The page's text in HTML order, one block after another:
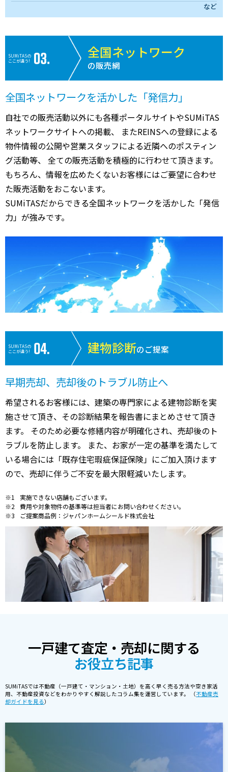
など
SUMiTASの
ここが違う!
全国ネットワーク
の販売網
全国ネットワークを活かした「発信力」
自社での販売活動以外にも各種ポータルサイトやSUMiTAS
ネットワークサイトへの掲載、 またREINSへの登録による
物件情報の公開や営業スタッフによる近隣へのポスティン
グ活動等、 全ての販売活動を積極的に行わせて頂きます。
もちろん、情報を広めたくないお客様にはご要望に合わせ
た販売活動をおこないます。
SUMiTASだからできる全国ネットワークを活かした「発信
力」が強みです。
SUMiTASの
ここが違う!
建物診断のご提案
早期売却、売却後のトラブル防止へ
希望されるお客様には、建築の専門家による建物診断を実
施させて頂き、その診断結果を報告書にまとめさせて頂き
ます。 そのため必要な修繕内容が明確化され、売却後のト
ラブルを防止します。 また、お家が一定の基準を満たして
いる場合には「既存住宅瑕疵保証保険」にご加入頂けます
ので、売却に伴うご不安を最大限軽減いたします。
実施できない店舗もございます。
費用や対象物件の基準等は担当者にお問い合わせください。
ご提案商品例：ジャパンホームシールド株式会社
一戸建て査定・売却に関する
お役立ち記事
SUMiTASでは不動産（一戸建て・マンション・土地）を高く早く売る方法や空き家活
用、不動産投資などをわかりやすく解説したコラム集を運営しています。 （不動産売
却ガイドを見る）